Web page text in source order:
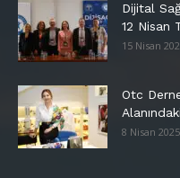
Dijital
12 Nisan
15 Nisan
Otc
8 Nisan 2025